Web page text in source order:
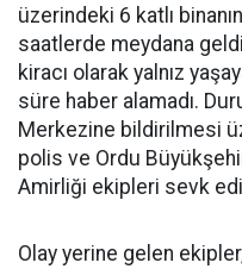
üzerindeki 6 katlı
saatlerde meydana
kiracı olarak yalnız
süre haber alamadı.
Merkezine bildirilmesi
polis ve Ordu
Amirliği ekipleri sevk
Olay yerine gelen